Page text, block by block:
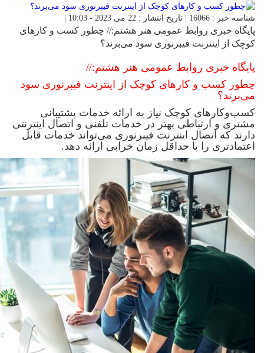
شناسه خبر : 16066 | تاریخ انتشار : 22 می 2023 - 10:03 |
پایگاه خبری روابط عمومی هنر هشتم:// چطور کسب و کارهای
کوچک از اینترنت فیبر‌نوری سود می‌برند؟
پایگاه خبری روابط عمومی هنر هشتم://
چطور کسب و کارهای کوچک از اینترنت فیبر‌نوری سود
می‌برند؟
کسب‌وکارهای کوچک نیاز به ارائه خدمات پشتیبانی
مشتری و ارتباطی بهتر در خدمات تلفنی و اتصال اینترنتی
دارند که اتصال اینترنت فیبرنوری می‌تواند خدمات قابل
اعتمادتری را با حداقل زمان خرابی ارائه دهد.